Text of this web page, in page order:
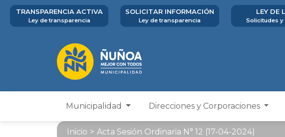
TRANSPARENCIA ACTIVA
Ley de transparencia
SOLICITAR INFORMACIÓN
Ley de transparencia
LEY DE
Solicitudes
Municipalidad Direcciones y Corporaciones
Inicio > Acta Sesión Ordinaria N° 12 (17-04-2024)